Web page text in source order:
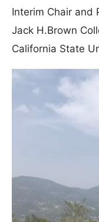
Interim Chair and
Jack H.Brown
California State